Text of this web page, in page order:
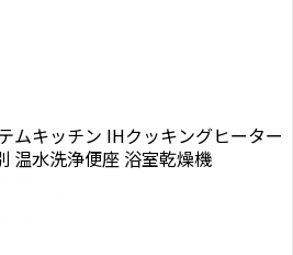
ムキッチン IHクッキングヒーター
温水洗浄便座 浴室乾燥機